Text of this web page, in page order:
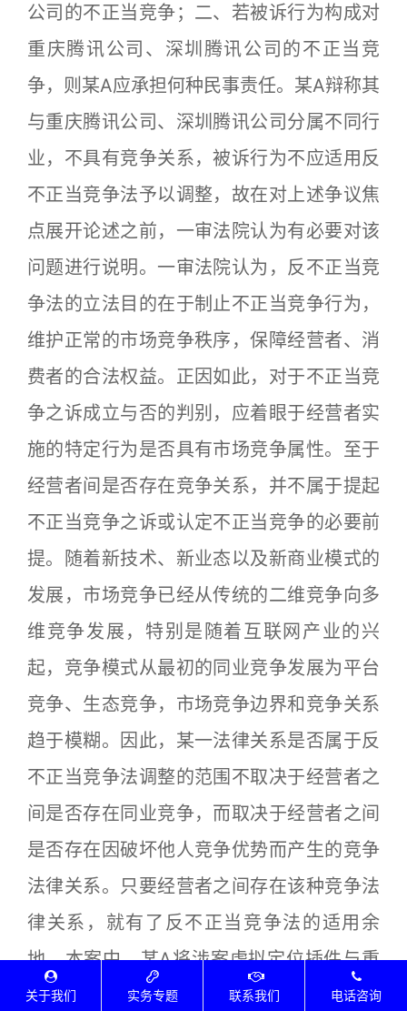
公司的不正当竞争；二、若被诉行为构成对
重庆腾讯公司、深圳腾讯公司的不正当竞
争，则某A应承担何种民事责任。某A辩称其
与重庆腾讯公司、深圳腾讯公司分属不同行
业，不具有竞争关系，被诉行为不应适用反
不正当竞争法予以调整，故在对上述争议焦
点展开论述之前，一审法院认为有必要对该
问题进行说明。一审法院认为，反不正当竞
争法的立法目的在于制止不正当竞争行为，
维护正常的市场竞争秩序，保障经营者、消
费者的合法权益。正因如此，对于不正当竞
争之诉成立与否的判别，应着眼于经营者实
施的特定行为是否具有市场竞争属性。至于
经营者间是否存在竞争关系，并不属于提起
不正当竞争之诉或认定不正当竞争的必要前
提。随着新技术、新业态以及新商业模式的
发展，市场竞争已经从传统的二维竞争向多
维竞争发展，特别是随着互联网产业的兴
起，竞争模式从最初的同业竞争发展为平台
竞争、生态竞争，市场竞争边界和竞争关系
趋于模糊。因此，某一法律关系是否属于反
不正当竞争法调整的范围不取决于经营者之
间是否存在同业竞争，而取决于经营者之间
是否存在因破坏他人竞争优势而产生的竞争
法律关系。只要经营者之间存在该种竞争法
律关系，就有了反不正当竞争法的适用余
地。本案中，某A将涉案虚拟定位插件与重
庆腾讯公司、深圳腾讯公司涉案网络游戏进
关于我们 实务专题 联系我们 电话咨询